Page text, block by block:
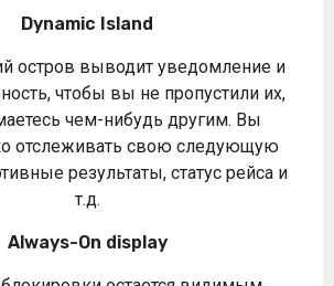
Dynamic Island
остров выводит уведомление и
чтобы вы не пропустили их,
чем-нибудь другим. Вы
отслеживать свою следующую
результаты, статус рейса и
т.д.
Always-On display